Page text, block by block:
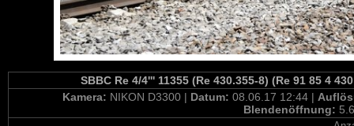
SBBC Re 4/4''' 11355 (Re 430.355-8) (Re 91 85 4
Kamera: NIKON D3300 | Datum: 08.06.17 12:44 |
Blendenöffnung: